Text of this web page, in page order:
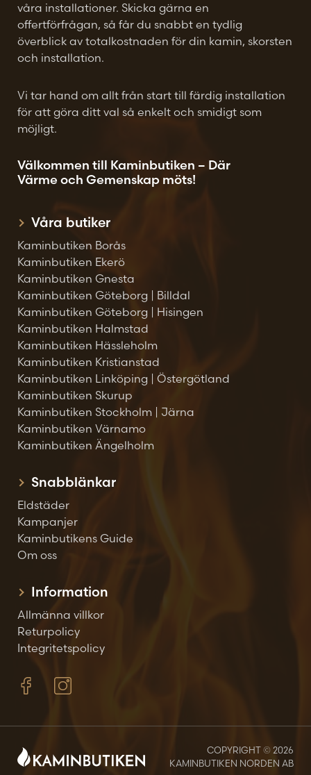
våra installationer. Skicka gärna en
offertförfrågan, så får du snabbt en tydlig
överblick av totalkostnaden för din kamin, skorsten
och installation.
Vi tar hand om allt från start till färdig installation
för att göra ditt val så enkelt och smidigt som
möjligt.
Välkommen till Kaminbutiken – Där
Värme och Gemenskap möts!
Våra butiker
Kaminbutiken Borås
Kaminbutiken Ekerö
Kaminbutiken Gnesta
Kaminbutiken Göteborg | Billdal
Kaminbutiken Göteborg | Hisingen
Kaminbutiken Halmstad
Kaminbutiken Hässleholm
Kaminbutiken Kristianstad
Kaminbutiken Linköping | Östergötland
Kaminbutiken Skurup
Kaminbutiken Stockholm | Järna
Kaminbutiken Värnamo
Kaminbutiken Ängelholm
Snabblänkar
Eldstäder
Kampanjer
Kaminbutikens Guide
Om oss
Information
Allmänna villkor
Returpolicy
Integritetspolicy
COPYRIGHT © 2026
KAMINBUTIKEN NORDEN AB